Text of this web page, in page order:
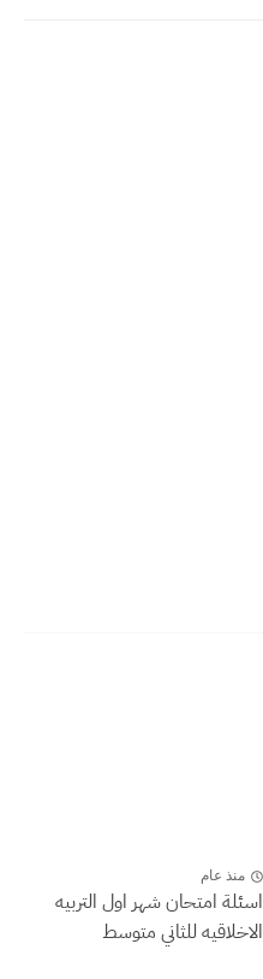
منذ عام
اسئلة امتحان شهر اول التربيه
الاخلاقيه للثاني متوسط